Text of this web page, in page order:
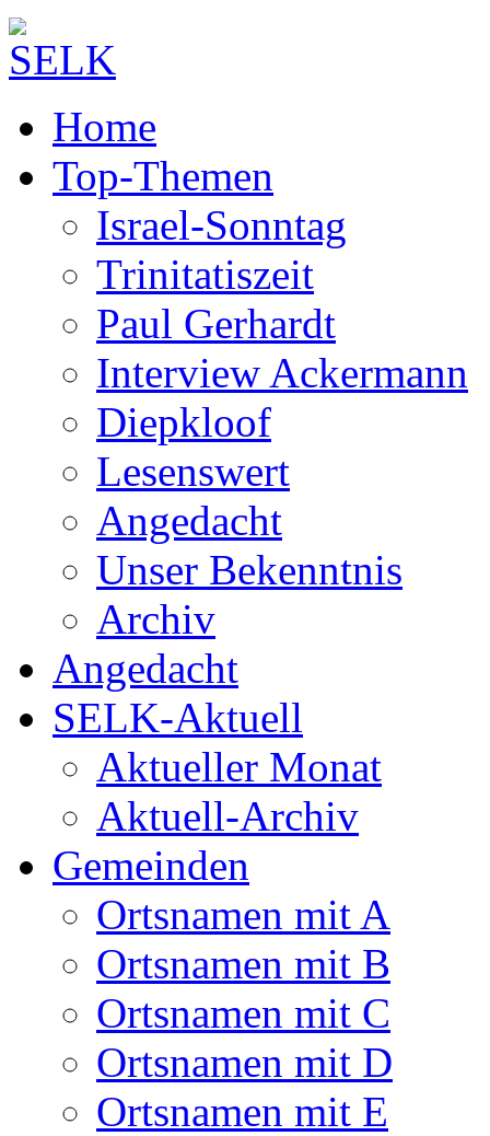
Home
Top-Themen
Israel-Sonntag
Trinitatiszeit
Paul Gerhardt
Interview Ackermann
Diepkloof
Lesenswert
Angedacht
Unser Bekenntnis
Archiv
Angedacht
SELK-Aktuell
Aktueller Monat
Aktuell-Archiv
Gemeinden
Ortsnamen mit A
Ortsnamen mit B
Ortsnamen mit C
Ortsnamen mit D
Ortsnamen mit E